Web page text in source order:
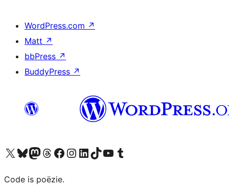
WordPress.com ↗
Matt ↗
bbPress ↗
BuddyPress ↗
Bezoek ons X (voorheen Twitter) account
Bezoek ons Bluesky account
Bezoek ons Mastodon account
Bezoek ons Threads account
Onze Facebook pagina bezoeken
Bezoek ons Instagram account
Bezoek ons LinkedIn account
Bezoek ons TikTok account
Bezoek ons YouTube kanaalBezoek ons Tumblr account
Code is poëzie.